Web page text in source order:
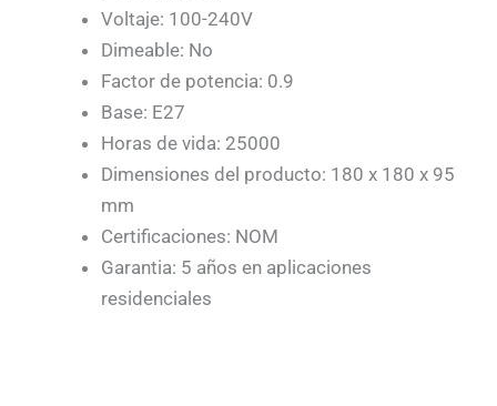
Voltaje: 100-240V
Dimeable: No
Factor de potencia: 0.9
Base: E27
Horas de vida: 25000
Dimensiones del producto: 180 x 180 x 95
mm
Certificaciones: NOM
Garantia: 5 años en aplicaciones
residenciales